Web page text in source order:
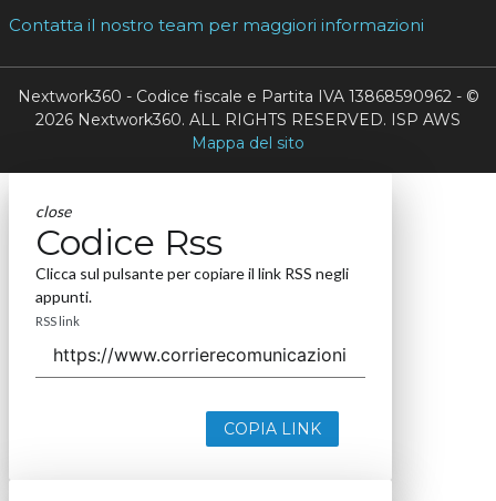
Contatta il nostro team per maggiori informazioni
Nextwork360 - Codice fiscale e Partita IVA 13868590962 - ©
2026 Nextwork360. ALL RIGHTS RESERVED. ISP AWS
Mappa del sito
close
Codice Rss
Clicca sul pulsante per copiare il link RSS negli
appunti.
RSS link
COPIA LINK